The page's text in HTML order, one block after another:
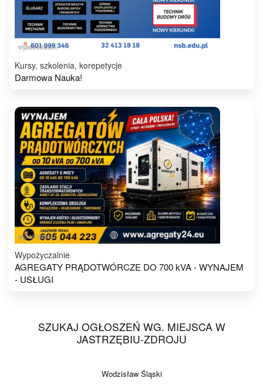
Kursy, szkolenia, korepetycje
Darmowa Nauka!
Wypożyczalnie
AGREGATY PRĄDOTWÓRCZE DO 700 kVA - WYNAJEM
- USŁUGI
SZUKAJ OGŁOSZEŃ WG. MIEJSCA W
JASTRZĘBIU-ZDROJU
Wodzisław Śląski